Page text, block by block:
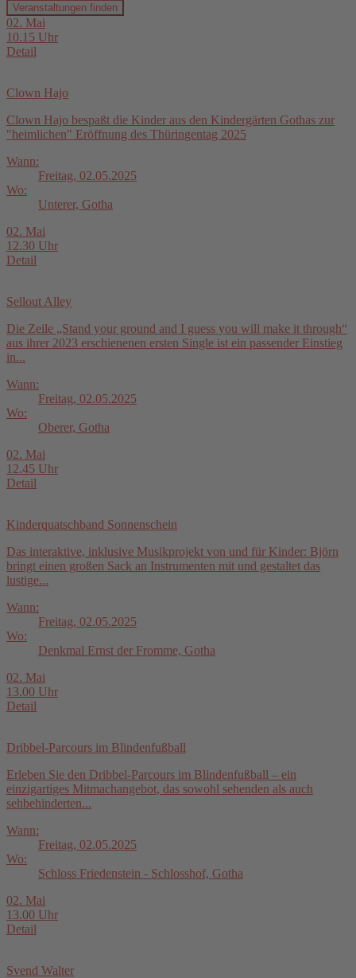
Veranstaltungen finden
02. Mai
10.15 Uhr
Detail
Clown Hajo
Clown Hajo bespaßt die Kinder aus den Kindergärten Gothas zur
"heimlichen" Eröffnung des Thüringentag 2025
Wann:
Freitag, 02.05.2025
Wo:
Unterer, Gotha
02. Mai
12.30 Uhr
Detail
Sellout Alley
Die Zeile „Stand your ground and I guess you will make it through“
aus ihrer 2023 erschienenen ersten Single ist ein passender Einstieg
in...
Wann:
Freitag, 02.05.2025
Wo:
Oberer, Gotha
02. Mai
12.45 Uhr
Detail
Kinderquatschband Sonnenschein
Das interaktive, inklusive Musikprojekt von und für Kinder: Björn
bringt einen großen Sack an Instrumenten mit und gestaltet das
lustige...
Wann:
Freitag, 02.05.2025
Wo:
Denkmal Ernst der Fromme, Gotha
02. Mai
13.00 Uhr
Detail
Dribbel-Parcours im Blindenfußball
Erleben Sie den Dribbel-Parcours im Blindenfußball – ein
einzigartiges Mitmachangebot, das sowohl sehenden als auch
sehbehinderten...
Wann:
Freitag, 02.05.2025
Wo:
Schloss Friedenstein - Schlosshof, Gotha
02. Mai
13.00 Uhr
Detail
Svend Walter